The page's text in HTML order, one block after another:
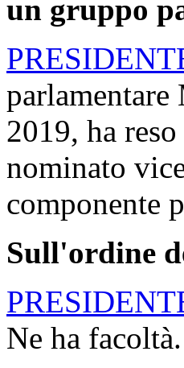
un gruppo
2019, ha
nominato
componente
Sull'ordine
Ne ha facoltà.